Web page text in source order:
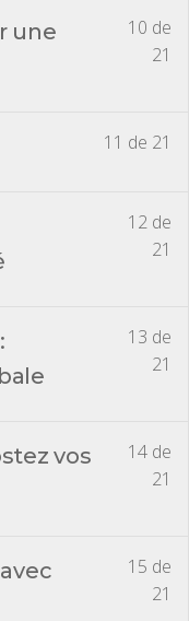
10 de
21
une
11 de 21
12 de
21
13 de
21
14 de
21
vos
15 de
21